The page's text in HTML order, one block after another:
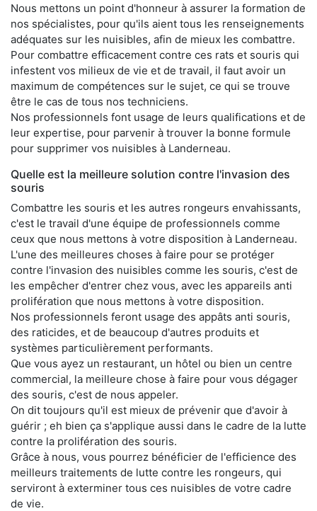
Nous mettons un point d'honneur à assurer la formation de
nos spécialistes, pour qu'ils aient tous les renseignements
adéquates sur les nuisibles, afin de mieux les combattre.
Pour combattre efficacement contre ces rats et souris qui
infestent vos milieux de vie et de travail, il faut avoir un
maximum de compétences sur le sujet, ce qui se trouve
être le cas de tous nos techniciens.
Nos professionnels font usage de leurs qualifications et de
leur expertise, pour parvenir à trouver la bonne formule
pour supprimer vos nuisibles à Landerneau.
Quelle est la meilleure solution contre l'invasion des
souris
Combattre les souris et les autres rongeurs envahissants,
c'est le travail d'une équipe de professionnels comme
ceux que nous mettons à votre disposition à Landerneau.
L'une des meilleures choses à faire pour se protéger
contre l'invasion des nuisibles comme les souris, c'est de
les empêcher d'entrer chez vous, avec les appareils anti
prolifération que nous mettons à votre disposition.
Nos professionnels feront usage des appâts anti souris,
des raticides, et de beaucoup d'autres produits et
systèmes particulièrement performants.
Que vous ayez un restaurant, un hôtel ou bien un centre
commercial, la meilleure chose à faire pour vous dégager
des souris, c'est de nous appeler.
On dit toujours qu'il est mieux de prévenir que d'avoir à
guérir ; eh bien ça s'applique aussi dans le cadre de la lutte
contre la prolifération des souris.
Grâce à nous, vous pourrez bénéficier de l'efficience des
meilleurs traitements de lutte contre les rongeurs, qui
serviront à exterminer tous ces nuisibles de votre cadre
de vie.